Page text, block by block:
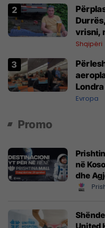
vrisni,
Shqipëri
Evropa
Promo
në
dhe
United